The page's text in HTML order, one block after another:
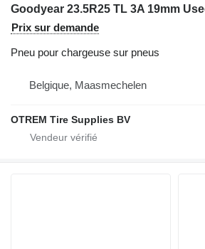
Goodyear 23.5R25 TL 3A 19mm
Prix sur demande
Pneu pour chargeuse sur pneus
Belgique, Maasmechelen
OTREM Tire Supplies BV